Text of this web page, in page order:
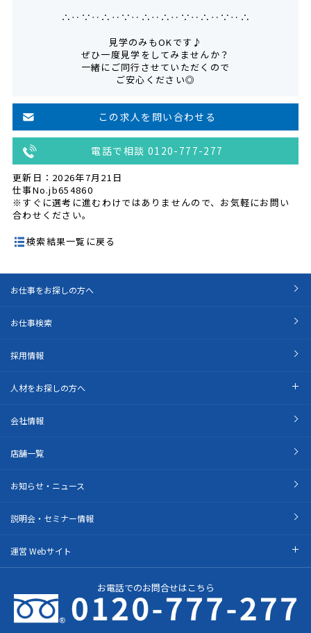
∴‥∵‥∴‥∵‥∴‥∴‥∵‥∴‥∵‥∴
見学のみもOKです♪
ぜひ一度見学をしてみませんか？
一緒にご同行させていただくので
ご安心ください◎
この求人を問い合わせる
電話で相談 0120-777-277
更新日：2026年7月21日
仕事No.jb654860
※すぐに選考に進むわけではありませんので、お気軽にお問い
合わせください。
検索結果一覧に戻る
お仕事をお探しの方へ
お仕事検索
採用情報
人材をお探しの方へ
会社情報
店舗一覧
お知らせ・ニュース
説明会・セミナー情報
運営 Webサイト
お電話でのお問合せはこちら